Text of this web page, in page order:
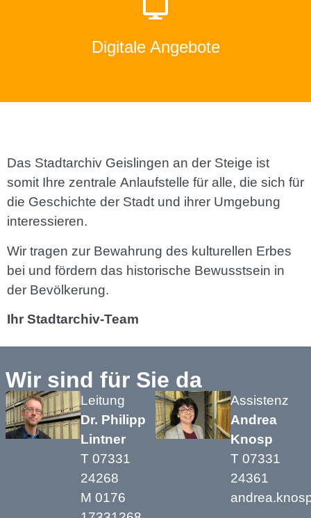
Digitale Angebote
Entdecken Sie unsere digitalen Dienstleistungen,
Findmittel
Das Stadtarchiv Geislingen an der Steige ist
somit Ihre zentrale Anlaufstelle für alle, die sich für
die Geschichte der Stadt und ihrer Umgebung
interessieren.
Wir tragen zur Bewahrung des kulturellen Erbes
bei und fördern das historische Bewusstsein in
der Bevölkerung.
Ihr Stadtarchiv-Team
Wir sind für Sie da
Leitung
Dr. Philipp
Lintner
T 07331
24268
M 0176
Assistenz
Andrea
Knosp
T 07331
24361